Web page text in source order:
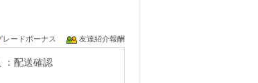
レードボーナス 友達紹介報酬
：配送確認